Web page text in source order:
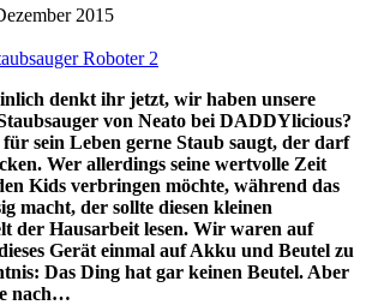
2015
denkt ihr jetzt, wir haben unsere
von Neato bei DADDYlicious?
sein Leben gerne Staub saugt, der darf
Wer allerdings seine wertvolle Zeit
Kids verbringen möchte, während das
macht, der sollte diesen kleinen
der Hausarbeit lesen. Wir waren auf
Gerät einmal auf Akku und Beutel zu
Das Ding hat gar keinen Beutel. Aber
nach…